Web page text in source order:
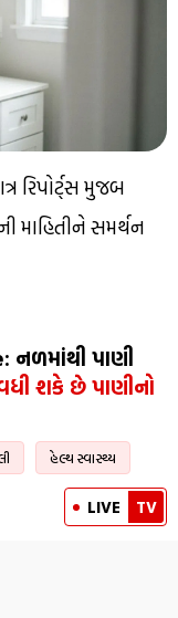
રિપોર્ટ્સ મુજબ
માહિતીને સમર્થન
પાણી
શકે છે પાણીનો
હેલ્થ સ્વાસ્થ્ય
LIVE TV